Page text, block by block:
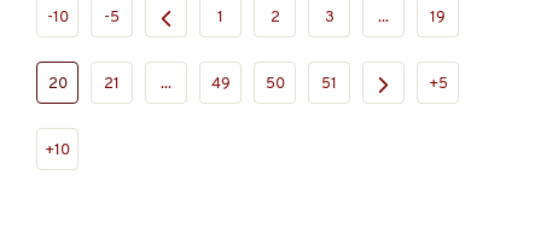
-10 -5 1 2 3 ... 19
20 21 ... 49 50 51 +5
+10